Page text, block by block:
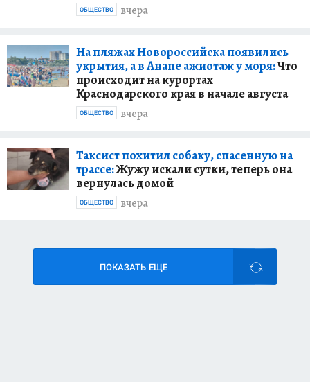
вчера
ОБЩЕСТВО
На пляжах Новороссийска появились
укрытия, а в Анапе ажиотаж у моря:Что
происходит на курортах
Краснодарского края в начале августа
вчера
ОБЩЕСТВО
Таксист похитил собаку, спасенную на
трассе:Жужу искали сутки, теперь она
вернулась домой
вчера
ОБЩЕСТВО
ПОКАЗАТЬ ЕЩЕ